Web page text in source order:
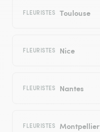
FLEURISTES Toulouse
FLEURISTES Nice
FLEURISTES Nantes
FLEURISTES Montpellier